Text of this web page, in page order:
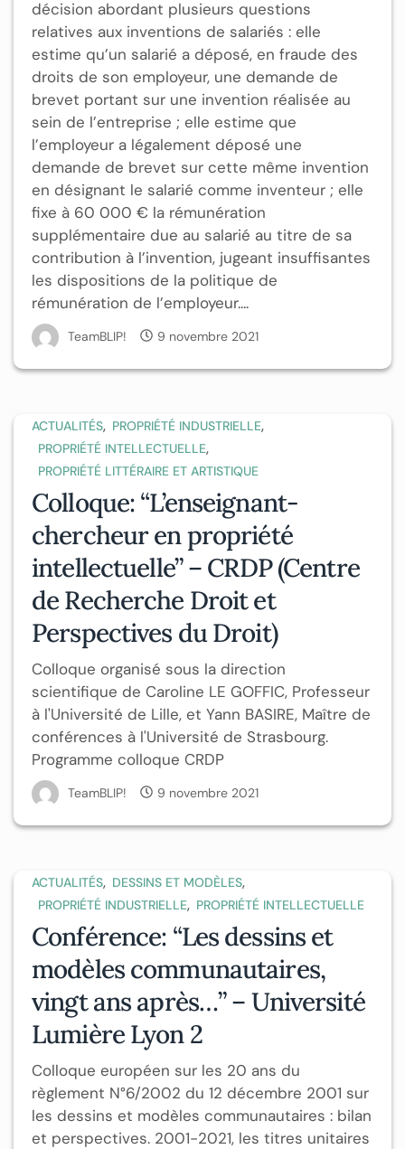
décision abordant plusieurs questions
relatives aux inventions de salariés : elle
estime qu’un salarié a déposé, en fraude des
droits de son employeur, une demande de
brevet portant sur une invention réalisée au
sein de l’entreprise ; elle estime que
l’employeur a légalement déposé une
demande de brevet sur cette même invention
en désignant le salarié comme inventeur ; elle
fixe à 60 000 € la rémunération
supplémentaire due au salarié au titre de sa
contribution à l’invention, jugeant insuffisantes
les dispositions de la politique de
rémunération de l’employeur....
TeamBLIP! 9 novembre 2021
ACTUALITÉS, PROPRIÉTÉ INDUSTRIELLE,
PROPRIÉTÉ INTELLECTUELLE,
PROPRIÉTÉ LITTÉRAIRE ET ARTISTIQUE
Colloque: “L’enseignant-
chercheur en propriété
intellectuelle” – CRDP (Centre
de Recherche Droit et
Perspectives du Droit)
Colloque organisé sous la direction
scientifique de Caroline LE GOFFIC, Professeur
à l'Université de Lille, et Yann BASIRE, Maître de
conférences à l'Université de Strasbourg.
Programme colloque CRDP
TeamBLIP! 9 novembre 2021
ACTUALITÉS, DESSINS ET MODÈLES,
PROPRIÉTÉ INDUSTRIELLE, PROPRIÉTÉ INTELLECTUELLE
Conférence: “Les dessins et
modèles communautaires,
vingt ans après…” – Université
Lumière Lyon 2
Colloque européen sur les 20 ans du
règlement N°6/2002 du 12 décembre 2001 sur
les dessins et modèles communautaires : bilan
et perspectives. 2001-2021, les titres unitaires